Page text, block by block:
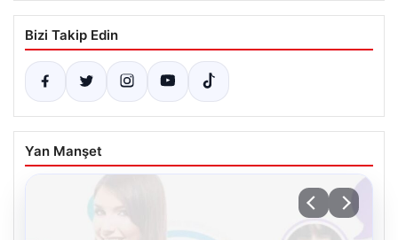
Bizi Takip Edin
Yan Manşet